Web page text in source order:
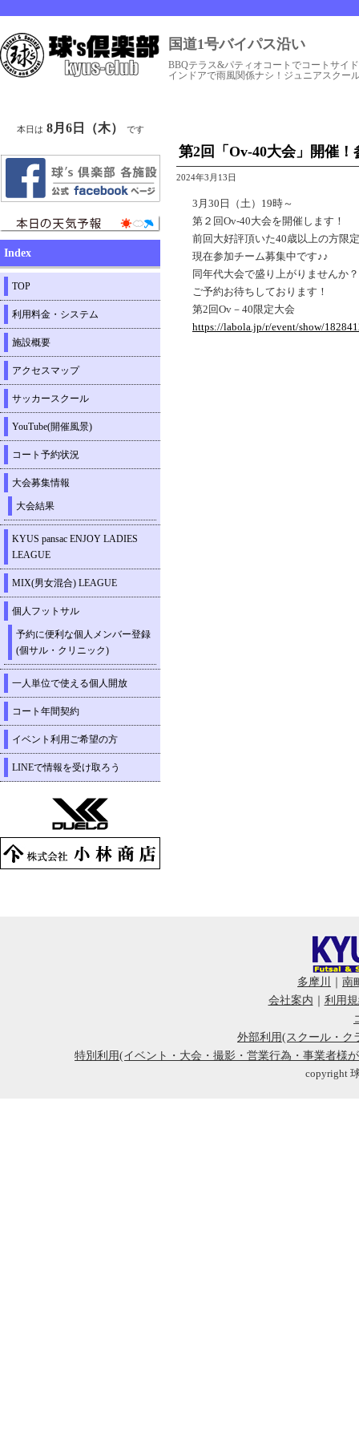
国道1号バイパス沿い
BBQテラス&パティオコートでコートサイ
インドアで雨風関係ナシ！ジュニアスクー
第2回「Ov-40大会」開催
2024年3月13日
3月30日（土）19時～
第２回Ov-40大会を開催します！
前回大好評頂いた40歳以上の方限
現在参加チーム募集中です♪♪
同年代大会で盛り上がりませんか？
ご予約お待ちしております！
第2回Ov－40限定大会
https://labola.jp/r/event/show/
本日は 8月6日（木） です
Index
TOP
利用料金・システム
施設概要
アクセスマップ
サッカースクール
YouTube(開催風景)
コート予約状況
大会募集情報
大会結果
KYUS pansac ENJOY LADIES
LEAGUE
MIX(男女混合) LEAGUE
個人フットサル
予約に便利な個人メンバー登録
(個サル・クリニック)
一人単位で使える個人開放
コート年間契約
イベント利用ご希望の方
LINEで情報を受け取ろう
多摩川
南
会社案内
利用
外部利用(スクール・ク
特別利用(イベント・大会・撮影・営業行為・事業者様
copyright